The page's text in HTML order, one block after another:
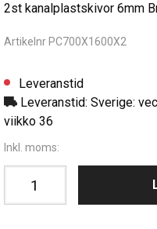
2st kanalplastskivor 6mm
Artikelnr PC700X1600X2
Leveranstid
Leveranstid: Sverige:
viikko 36
Inkl. moms: